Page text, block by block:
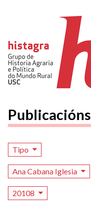
Publicacións
Tipo
Ana Cabana Iglesia
20108